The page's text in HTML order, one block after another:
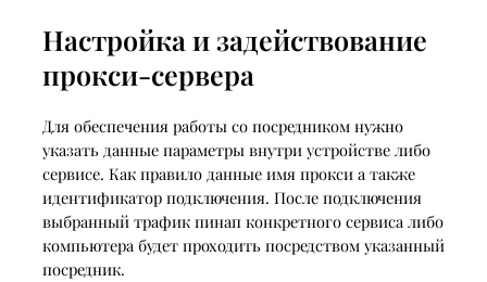
Настройка и задействование
прокси-сервера
Для обеспечения работы со посредником нужно
указать данные параметры внутри устройстве либо
сервисе. Как правило данные имя прокси а также
идентификатор подключения. После подключения
выбранный трафик пинап конкретного сервиса либо
компьютера будет проходить посредством указанный
посредник.